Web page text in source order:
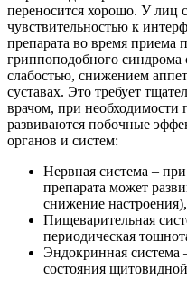
переносится хорошо. У
чувствительностью к
препарата во время приема
гриппоподобного
слабостью, снижением
суставах. Это требует
врачом, при необходимости
развиваются побочные
органов и систем:
Нервная система –
препарата может
снижение
Пищеварительная
периодическая
Эндокринная система
состояния